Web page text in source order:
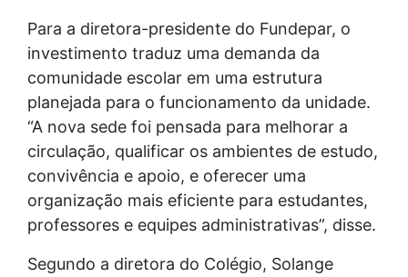
Para a diretora-presidente do Fundepar, o
investimento traduz uma demanda da
comunidade escolar em uma estrutura
planejada para o funcionamento da unidade.
“A nova sede foi pensada para melhorar a
circulação, qualificar os ambientes de estudo,
convivência e apoio, e oferecer uma
organização mais eficiente para estudantes,
professores e equipes administrativas”, disse.
Segundo a diretora do Colégio, Solange